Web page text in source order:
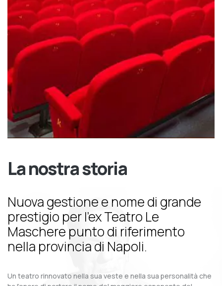
La nostra storia
Nuova gestione e nome di grande
prestigio per l’ex Teatro Le
Maschere punto di riferimento
nella provincia di Napoli.
Un teatro rinnovato nella sua veste e nella sua personalità che